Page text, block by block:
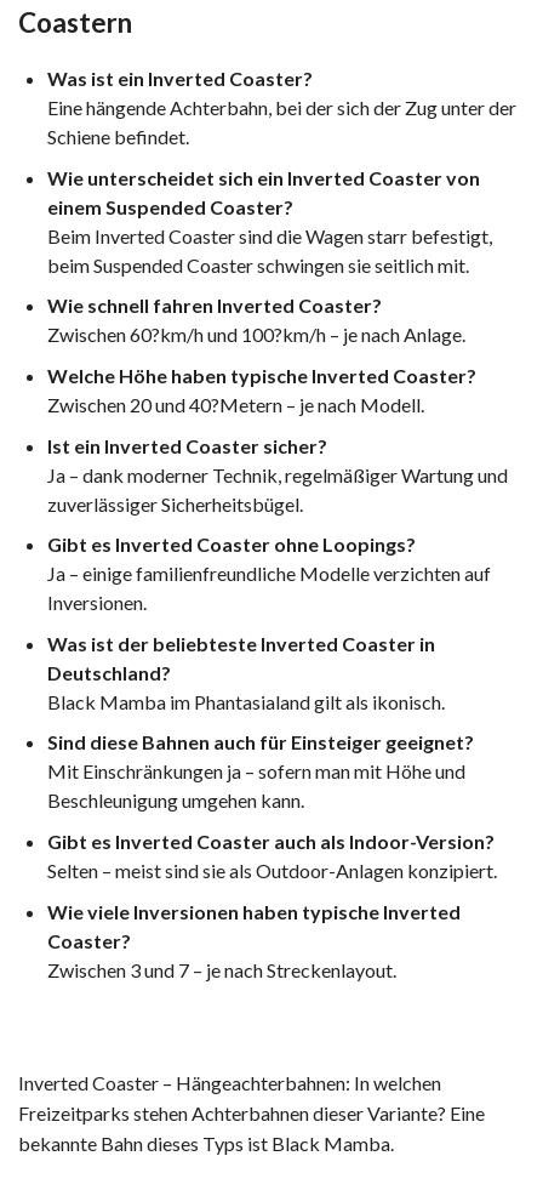
Coastern
Was ist ein Inverted Coaster?
Eine hängende Achterbahn, bei der sich der Zug unter der
Schiene befindet.
Wie unterscheidet sich ein Inverted Coaster von
einem Suspended Coaster?
Beim Inverted Coaster sind die Wagen starr befestigt,
beim Suspended Coaster schwingen sie seitlich mit.
Wie schnell fahren Inverted Coaster?
Zwischen 60?km/h und 100?km/h – je nach Anlage.
Welche Höhe haben typische Inverted Coaster?
Zwischen 20 und 40?Metern – je nach Modell.
Ist ein Inverted Coaster sicher?
Ja – dank moderner Technik, regelmäßiger Wartung und
zuverlässiger Sicherheitsbügel.
Gibt es Inverted Coaster ohne Loopings?
Ja – einige familienfreundliche Modelle verzichten auf
Inversionen.
Was ist der beliebteste Inverted Coaster in
Deutschland?
Black Mamba im Phantasialand gilt als ikonisch.
Sind diese Bahnen auch für Einsteiger geeignet?
Mit Einschränkungen ja – sofern man mit Höhe und
Beschleunigung umgehen kann.
Gibt es Inverted Coaster auch als Indoor-Version?
Selten – meist sind sie als Outdoor-Anlagen konzipiert.
Wie viele Inversionen haben typische Inverted
Coaster?
Zwischen 3 und 7 – je nach Streckenlayout.
Inverted Coaster – Hängeachterbahnen: In welchen
Freizeitparks stehen Achterbahnen dieser Variante? Eine
bekannte Bahn dieses Typs ist Black Mamba.